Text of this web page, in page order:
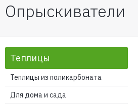
Опрыскиватели
Теплицы
Теплицы из поликарбоната
Для дома и сада